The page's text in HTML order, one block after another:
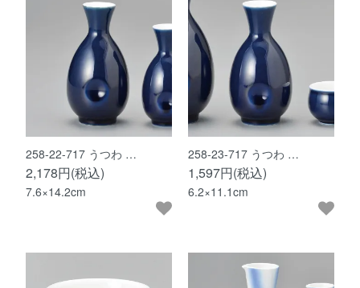
258-22-717 うつわ …
2,178円(税込)
7.6×14.2cm
258-23-717 うつわ …
1,597円(税込)
6.2×11.1cm